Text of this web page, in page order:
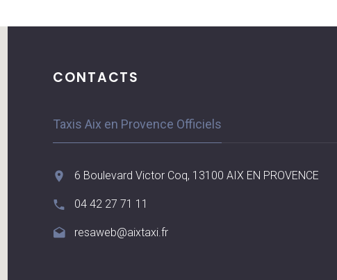
CONTACTS
Taxis Aix en Provence Officiels
6 Boulevard Victor Coq, 13100 AIX EN PROVENCE
04 42 27 71 11
resaweb@aixtaxi.fr